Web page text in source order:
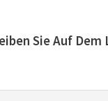
Sie Auf Dem